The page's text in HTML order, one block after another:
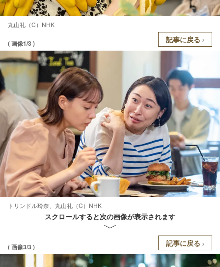
丸山礼（C）NHK
( 画像1/3 ) 記事に戻る
トリンドル玲奈、丸山礼（C）NHK
スクロールすると次の画像が表示されます
( 画像3/3 ) 記事に戻る